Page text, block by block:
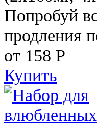
Попробуй
продления
от 158 Р
Купить